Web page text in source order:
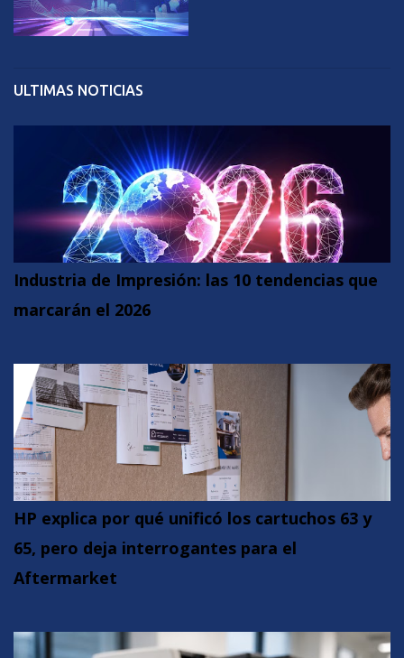
ULTIMAS NOTICIAS
Industria de Impresión: las 10 tendencias que
marcarán el 2026
HP explica por qué unificó los cartuchos 63 y
65, pero deja interrogantes para el
Aftermarket